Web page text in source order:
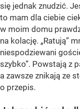
się jednak znudzić.
to mam dla ciebie
w moim domu
na kolację. „Ratują”
niespodziewani
szybko”. Powstają z
a zawsze znikają ze
o przepis.